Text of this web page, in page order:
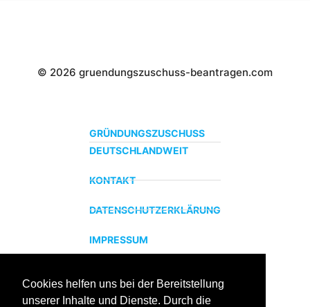
Cookies helfen uns bei der Bereitstellung
unserer Inhalte und Dienste. Durch die
© 2026 gruendungszuschuss-beantragen.com
GRÜNDUNGSZUSCHUSS
DEUTSCHLANDWEIT
KONTAKT
DATENSCHUTZERKLÄRUNG
IMPRESSUM
ZERTIFIZIERTER BILDUNGSTRÄGER